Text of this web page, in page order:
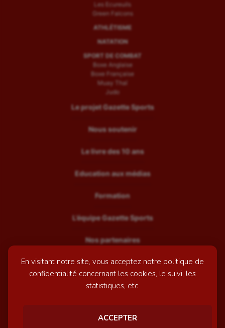
En visitant notre site, vous acceptez notre politique de
confidentialité concernant les cookies, le suivi, les
statistiques, etc.
ACCEPTER
Les Ecureuils
Green Falcons
ATHLÉTISME
NATATION
SPORT DE COMBAT
Boxe Anglaise
Boxe Française
Muay Thaï
Judo
Le projet Gazette Sports
Nous soutenir
Le livre des 10 ans
Education aux médias
Formation
L’équipe Gazette Sports
Nos partenaires
Recrutement
Mentions légales